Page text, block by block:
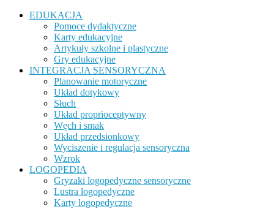
EDUKACJA
Pomoce dydaktyczne
Karty edukacyjne
Artykuły szkolne i plastyczne
Gry edukacyjne
INTEGRACJA SENSORYCZNA
Planowanie motoryczne
Układ dotykowy
Słuch
Układ proprioceptywny
Węch i smak
Układ przedsionkowy
Wyciszenie i regulacja sensoryczna
Wzrok
LOGOPEDIA
Gryzaki logopedyczne sensoryczne
Lustra logopedyczne
Karty logopedyczne